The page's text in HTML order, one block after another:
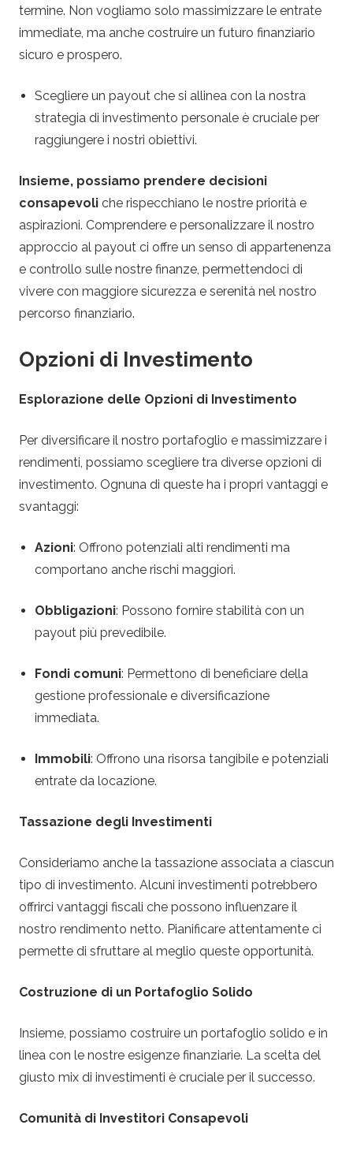
termine. Non vogliamo solo massimizzare le entrate
immediate, ma anche costruire un futuro finanziario
sicuro e prospero.
Scegliere un payout che si allinea con la nostra
strategia di investimento personale è cruciale per
raggiungere i nostri obiettivi.
Insieme, possiamo prendere decisioni
consapevoli che rispecchiano le nostre priorità e
aspirazioni. Comprendere e personalizzare il nostro
approccio al payout ci offre un senso di appartenenza
e controllo sulle nostre finanze, permettendoci di
vivere con maggiore sicurezza e serenità nel nostro
percorso finanziario.
Opzioni di Investimento
Esplorazione delle Opzioni di Investimento
Per diversificare il nostro portafoglio e massimizzare i
rendimenti, possiamo scegliere tra diverse opzioni di
investimento. Ognuna di queste ha i propri vantaggi e
svantaggi:
Azioni: Offrono potenziali alti rendimenti ma
comportano anche rischi maggiori.
Obbligazioni: Possono fornire stabilità con un
payout più prevedibile.
Fondi comuni: Permettono di beneficiare della
gestione professionale e diversificazione
immediata.
Immobili: Offrono una risorsa tangibile e potenziali
entrate da locazione.
Tassazione degli Investimenti
Consideriamo anche la tassazione associata a ciascun
tipo di investimento. Alcuni investimenti potrebbero
offrirci vantaggi fiscali che possono influenzare il
nostro rendimento netto. Pianificare attentamente ci
permette di sfruttare al meglio queste opportunità.
Costruzione di un Portafoglio Solido
Insieme, possiamo costruire un portafoglio solido e in
linea con le nostre esigenze finanziarie. La scelta del
giusto mix di investimenti è cruciale per il successo.
Comunità di Investitori Consapevoli